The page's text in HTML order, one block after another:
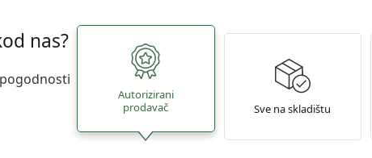
nas?
Autorizirani
prodavač
Sve na skladištu